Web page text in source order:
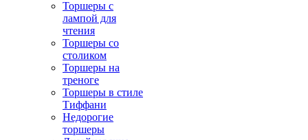
Торшеры с
лампой для
чтения
Торшеры со
столиком
Торшеры на
треноге
Торшеры в стиле
Тиффани
Недорогие
торшеры